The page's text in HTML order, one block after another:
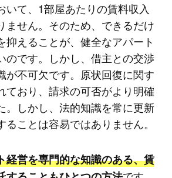
いて、1部屋あたりの賃料収入
ません。そのため、できるだけ
抑えることが、健全なアパート
のです。しかし、借主との交渉
が不可欠です。原状回復に関す
ており、請求の可否がより明確
。しかし、法的知識を常に更新
ることは容易ではありません。
経営を専門的な知識のある、賃